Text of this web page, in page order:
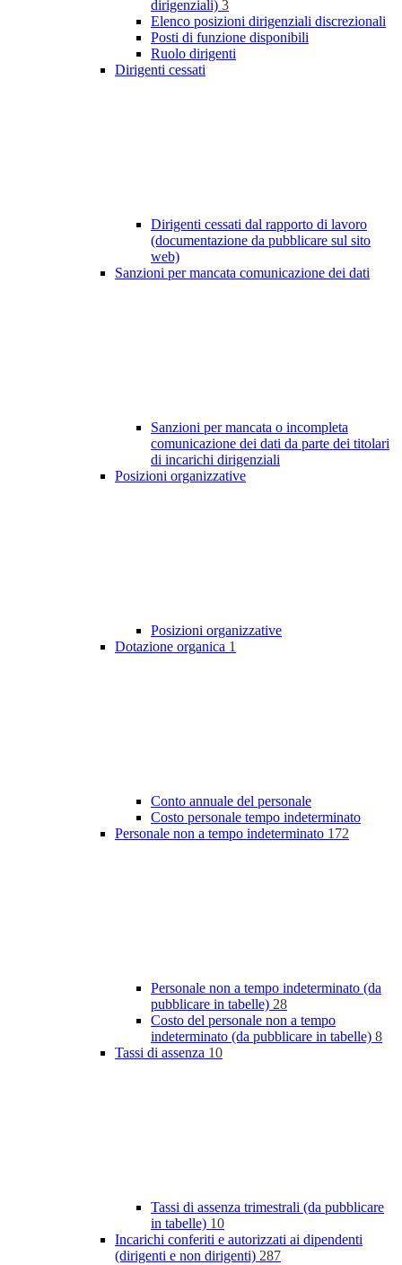
dirigenziali) 3
Elenco posizioni dirigenziali discrezionali
Posti di funzione disponibili
Ruolo dirigenti
Dirigenti cessati
Dirigenti cessati dal rapporto di lavoro
(documentazione da pubblicare sul sito
web)
Sanzioni per mancata comunicazione dei dati
Sanzioni per mancata o incompleta
comunicazione dei dati da parte dei titolari
di incarichi dirigenziali
Posizioni organizzative
Posizioni organizzative
Dotazione organica 1
Conto annuale del personale
Costo personale tempo indeterminato
Personale non a tempo indeterminato 172
Personale non a tempo indeterminato (da
pubblicare in tabelle) 28
Costo del personale non a tempo
indeterminato (da pubblicare in tabelle) 8
Tassi di assenza 10
Tassi di assenza trimestrali (da pubblicare
in tabelle) 10
Incarichi conferiti e autorizzati ai dipendenti
(dirigenti e non dirigenti) 287